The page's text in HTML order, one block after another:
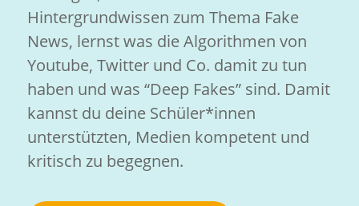
Hintergrundwissen zum Thema Fake
News, lernst was die Algorithmen von
Youtube, Twitter und Co. damit zu tun
haben und was “Deep Fakes” sind. Damit
kannst du deine Schüler*innen
unterstützten, Medien kompetent und
kritisch zu begegnen.